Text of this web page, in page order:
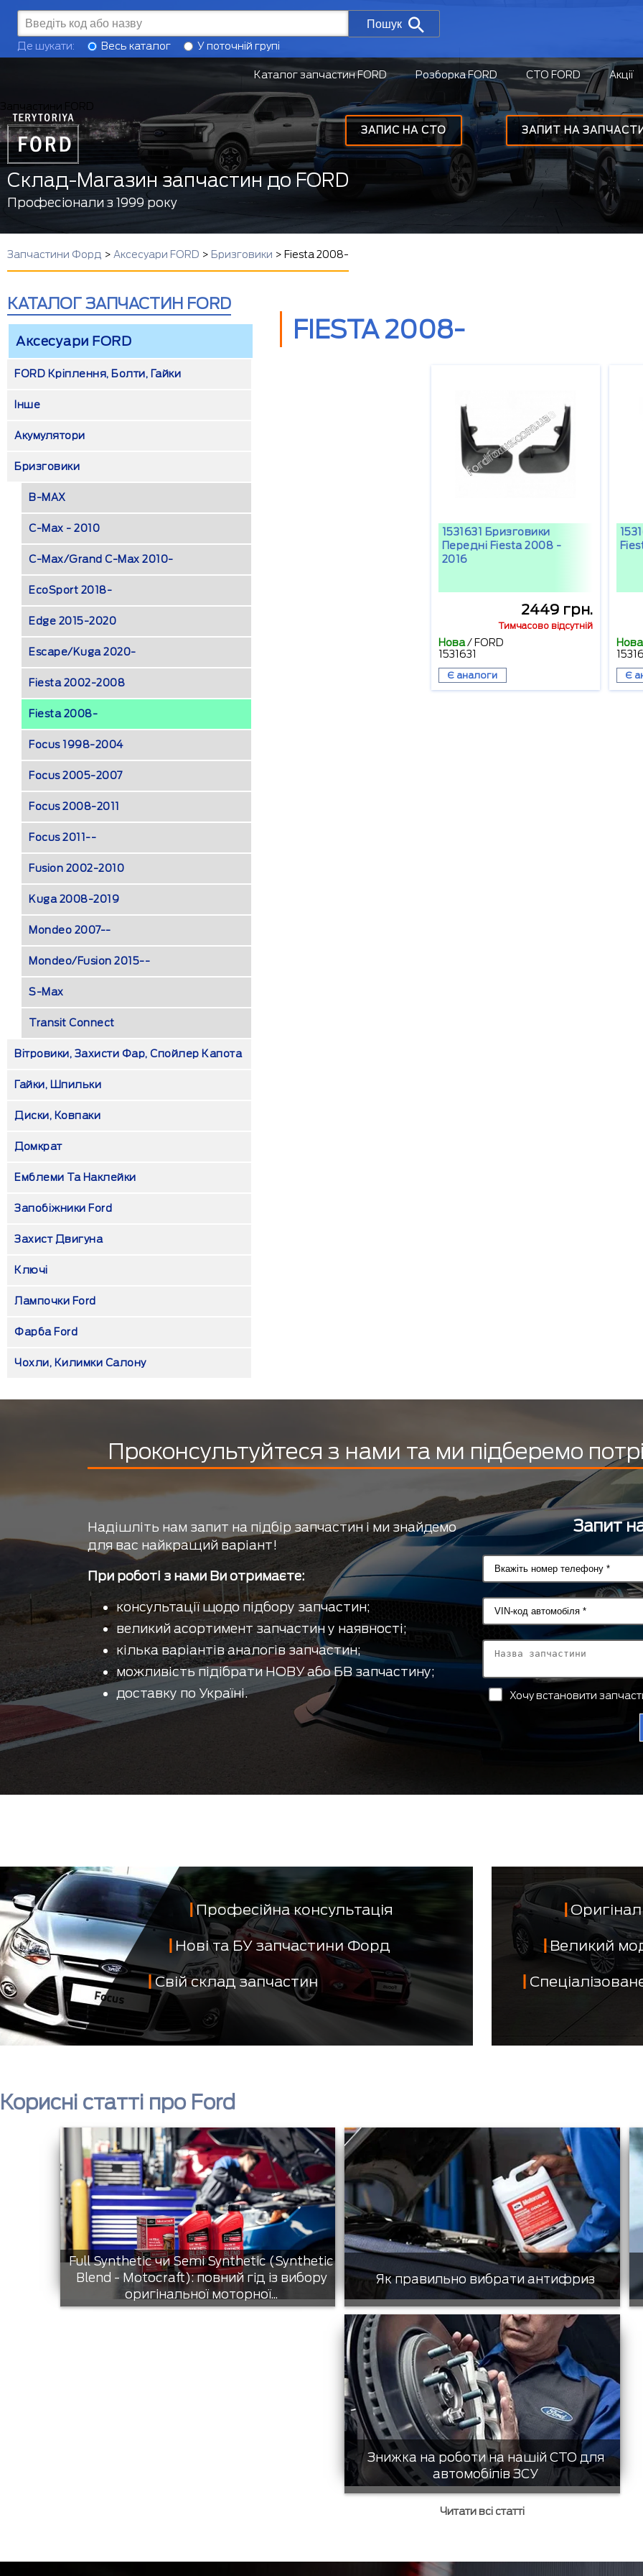
ЗАПИТ НА
ЗАПИС НА СТО
Пошук
Де шукати: Весь каталог У поточній групі
Каталог запчастин FORD Розборка FORD СТО FORD Акції
Склад-Магазин запчастин до FORD
Професіонали з 1999 року
Запчастини Форд > Аксесуари FORD > Бризговики > Fiesta 2008-
КАТАЛОГ ЗАПЧАСТИН FORD
Аксесуари FORD
FORD Кріплення, Болти, Гайки
Інше
Акумулятори
Бризговики
B-MAX
C-Max - 2010
C-Max/Grand C-Max 2010-
EcoSport 2018-
Edge 2015-2020
Escape/Kuga 2020-
Fiesta 2002-2008
Fiesta 2008-
Focus 1998-2004
Focus 2005-2007
Focus 2008-2011
Focus 2011--
Fusion 2002-2010
Kuga 2008-2019
Mondeo 2007--
Mondeo/Fusion 2015--
S-Max
Transit Connect
Вітровики, Захисти Фар, Спойлер Капота
Гайки, Шпильки
Диски, Ковпаки
Домкрат
Емблеми Та Наклейки
Запобіжники Ford
Захист Двигуна
Ключі
Лампочки Ford
Фарба Ford
Чохли, Килимки Салону
FIESTA 2008-
1531631 Бризговики
Передні Fiesta 2008 -
2016
2449 грн.
Тимчасово відсутній
Нова/ FORD
1531631
Є аналоги
Нова
Є
Проконсультуйтеся з нами та ми підберемо
Надішліть нам запит на підбір запчастин і ми знайдемо
для вас найкращий варіант!
При роботі з нами Ви отримаєте:
консультації щодо підбору запчастин;
великий асортимент запчастин у наявності;
кілька варіантів аналогів запчастин;
можливість підібрати НОВУ або БВ запчастину;
доставку по Україні.
Запит
Хочу встановити
Професійна консультація
Нові та БУ запчастини Форд
Свій склад запчастин
Оригінал
Великий
Корисні статті про Ford
Full Synthetic чи Semi Synthetic (Synthetic
Blend - Motocraft): повний гід із вибору
оригінальної моторної...
Як правильно вибрати антифриз
Знижка на роботи на нашій СТО для
автомобілів ЗСУ
Читати всі статті